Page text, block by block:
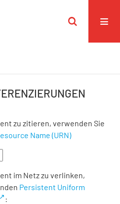
zu zitieren, verwenden Sie
Name (URN)
im Netz zu verlinken,
Persistent Uniform
: